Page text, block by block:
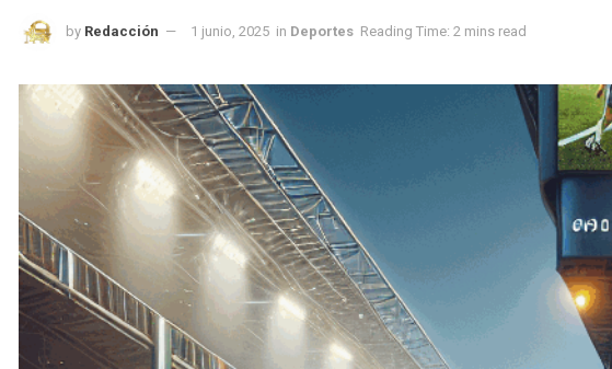
by Redacción 1 junio, 2025 in Deportes Reading Time: 2 mins read